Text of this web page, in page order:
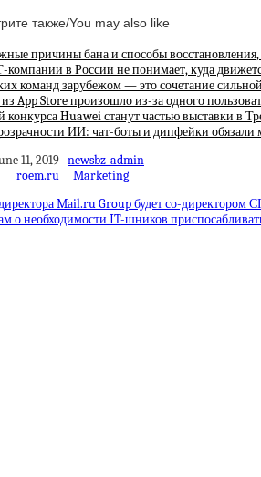
также/You may also like
причины бана и способы
в России не понимает, куда
команд зарубежом — это сочетание
App Store произошло из-за одного
Huawei станут частью выставки в
ИИ: чат-боты и дипфейки обязали
11, 2019 newsbz-admin
roem.ru
Marketing
Mаil.ru Group будет со-директором
о необходимости IT-шников